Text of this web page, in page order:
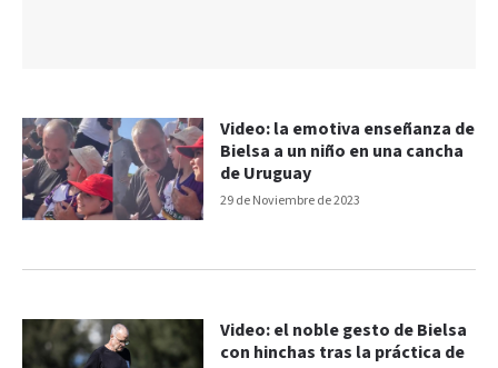
29 de Noviembre de 2023
Video: la emotiva enseñanza de
Bielsa a un niño en una cancha
de Uruguay
Video: el noble gesto de Bielsa
con hinchas tras la práctica de